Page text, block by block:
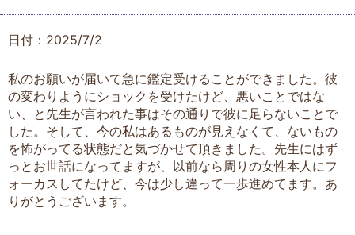
日付：2025/7/2
私のお願いが届いて急に鑑定受けることができました。彼
の変わりようにショックを受けたけど、悪いことではな
い、と先生が言われた事はその通りで彼に足らないことで
した。そして、今の私はあるものが見えなくて、ないもの
を怖がってる状態だと気づかせて頂きました。先生にはず
っとお世話になってますが、以前なら周りの女性本人にフ
ォーカスしてたけど、今は少し違って一歩進めてます。あ
りがとうございます。